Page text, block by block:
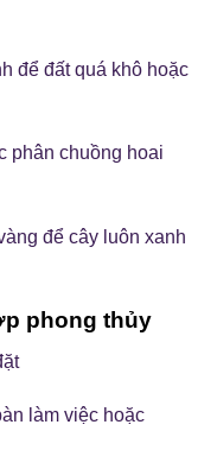
để đất quá khô hoặc
phân chuồng hoai
để cây luôn xanh
phong thủy
làm việc hoặc